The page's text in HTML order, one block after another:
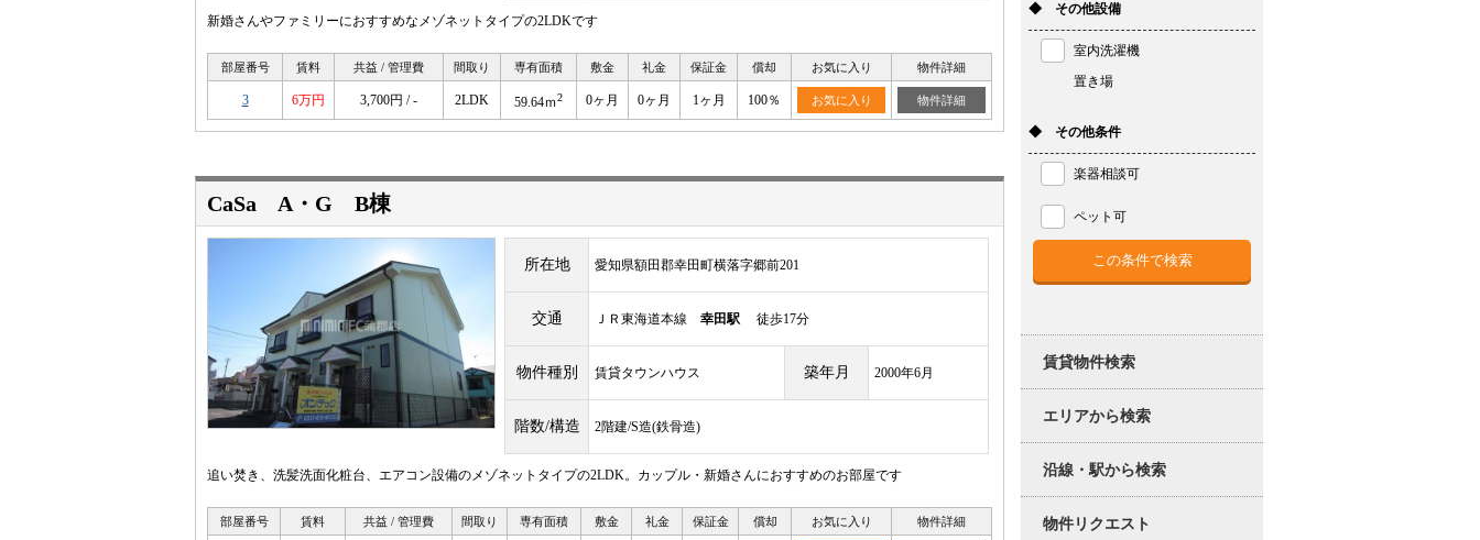
新婚さんやファミリーにおすすめなメゾネットタイプの2LDKです
部屋番号 賃料 共益 / 管理費 間取り 専有面積 敷金 礼金 保証金 償却 お気に入り 物件詳細
3 6万円 3,700円 / - 2LDK 59.64ｍ2 0ヶ月 0ヶ月 1ヶ月 100％ お気に入り 物件詳細
CaSa A・G B棟
所在地 愛知県額田郡幸田町横落字郷前201
交通 ＪＲ東海道本線 幸田駅 徒歩17分
物件種別 賃貸タウンハウス 築年月 2000年6月
階数/構造 2階建/S造(鉄骨造)
追い焚き、洗髪洗面化粧台、エアコン設備のメゾネットタイプの2LDK。カップル・新婚さんにおすすめのお部屋です
部屋番号 賃料 共益 / 管理費 間取り 専有面積 敷金 礼金 保証金 償却 お気に入り 物件詳細
◆ その他設備
室内洗濯機
置き場
◆ その他条件
楽器相談可
ペット可
賃貸物件検索
エリアから検索
沿線・駅から検索
物件リクエスト